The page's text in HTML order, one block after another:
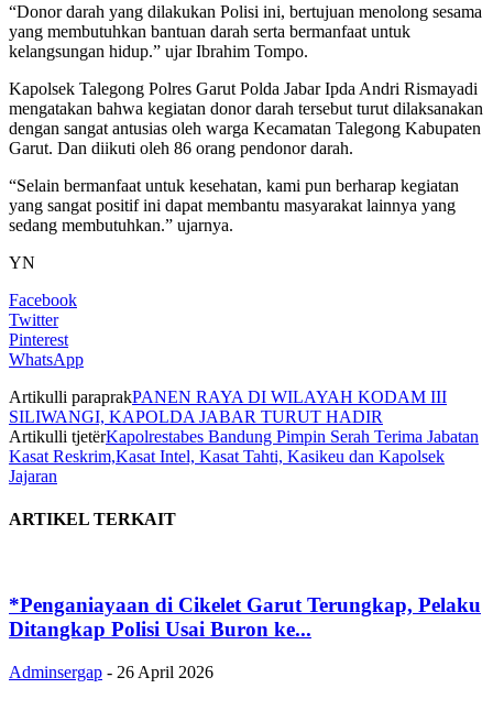
“Donor darah yang dilakukan Polisi ini, bertujuan menolong sesama
yang membutuhkan bantuan darah serta bermanfaat untuk
kelangsungan hidup.” ujar Ibrahim Tompo.
Kapolsek Talegong Polres Garut Polda Jabar Ipda Andri Rismayadi
mengatakan bahwa kegiatan donor darah tersebut turut dilaksanakan
dengan sangat antusias oleh warga Kecamatan Talegong Kabupaten
Garut. Dan diikuti oleh 86 orang pendonor darah.
“Selain bermanfaat untuk kesehatan, kami pun berharap kegiatan
yang sangat positif ini dapat membantu masyarakat lainnya yang
sedang membutuhkan.” ujarnya.
YN
Facebook
Twitter
Pinterest
WhatsApp
Artikulli paraprakPANEN RAYA DI WILAYAH KODAM III
SILIWANGI, KAPOLDA JABAR TURUT HADIR
Artikulli tjetërKapolrestabes Bandung Pimpin Serah Terima Jabatan
Kasat Reskrim,Kasat Intel, Kasat Tahti, Kasikeu dan Kapolsek
Jajaran
ARTIKEL TERKAIT
*Penganiayaan di Cikelet Garut Terungkap, Pelaku
Ditangkap Polisi Usai Buron ke...
Adminsergap - 26 April 2026